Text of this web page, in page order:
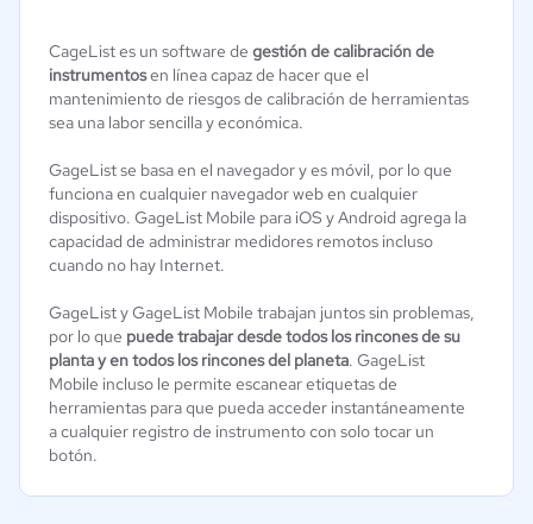
CageList es un software de gestión de calibración de
instrumentosen línea capaz de hacer que el
mantenimiento de riesgos de calibración de herramientas
sea una labor sencilla y económica.
GageList se basa en el navegador y es móvil, por lo que
funciona en cualquier navegador web en cualquier
dispositivo. GageList Mobile para iOS y Android agrega la
capacidad de administrar medidores remotos incluso
cuando no hay Internet.
GageList y GageList Mobile trabajan juntos sin problemas,
por lo que puede trabajar desde todos los rincones de su
planta y en todos los rincones del planeta. GageList
Mobile incluso le permite escanear etiquetas de
herramientas para que pueda acceder instantáneamente
a cualquier registro de instrumento con solo tocar un
botón.